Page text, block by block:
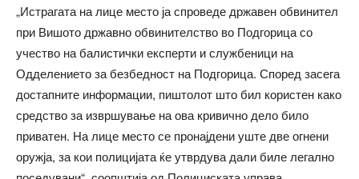
„Истрагата на лице место ја спроведе државен обвинител
при Вишото државно обвинителство во Подгорица со
учество на балистички експерти и службеници на
Одделението за безбедност на Подгорица. Според засега
достапните информации, пиштолот што бил користен како
средство за извршување на ова кривично дело било
приватен. На лице место се пронајдени уште две огнени
оружја, за кои полицијата ќе утврдува дали биле легално